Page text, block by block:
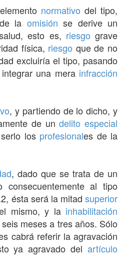
normativo del tipo,
la omisión se derive un
esto es, riesgo grave
física, riesgo que de no
excluiría el tipo, pasando
una mera infracción
, y partiendo de lo dicho, y
de undelito especial
los profesionales de la
, dado que se trata de un
consecuentemente al tipo
ésta será la mitad superior
mismo, y la inhabilitación
meses a tres años. Sólo
cabrá referir la agravación
ya agravado del artículo